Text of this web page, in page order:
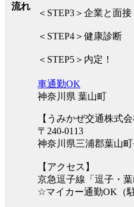
流れ
＜STEP3＞企業と面接
＜STEP4＞健康診断
＜STEP5＞内定！
車通勤OK
神奈川県 葉山町
【うみかぜ交通株式
〒240-0113
神奈川県三浦郡葉山
【アクセス】
京急逗子線「逗子・
☆マイカー通勤OK（